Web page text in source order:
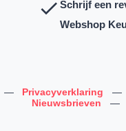
Schrijf een
Webshop
— Privacyverklaring —
Nieuwsbrieven
—